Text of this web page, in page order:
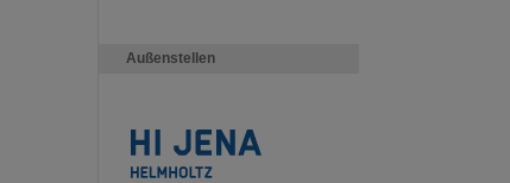
Außenstellen